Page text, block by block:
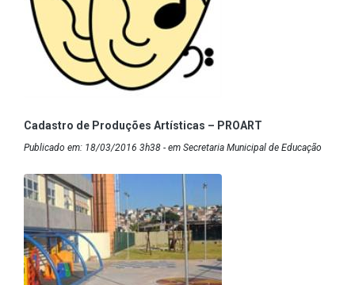
Cadastro de Produções Artísticas – PROART
Publicado em: 18/03/2016 3h38 - em Secretaria Municipal de Educação